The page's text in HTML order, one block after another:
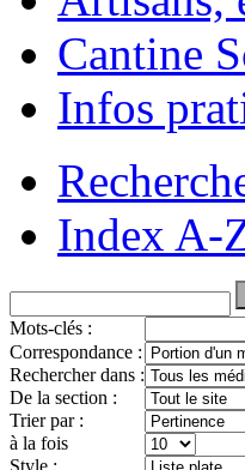
Cantine
Infos
Index A-
Mots-clés :
Correspondance :
Rechercher dans :
De la section :
Trier par :
à la fois
Style :